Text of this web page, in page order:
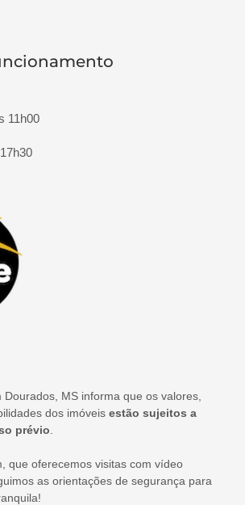
11h00
Dourados, MS informa que os valores,
dos imóveis estão sujeitos a
prévio
que oferecemos visitas com vídeo
as orientações de segurança para